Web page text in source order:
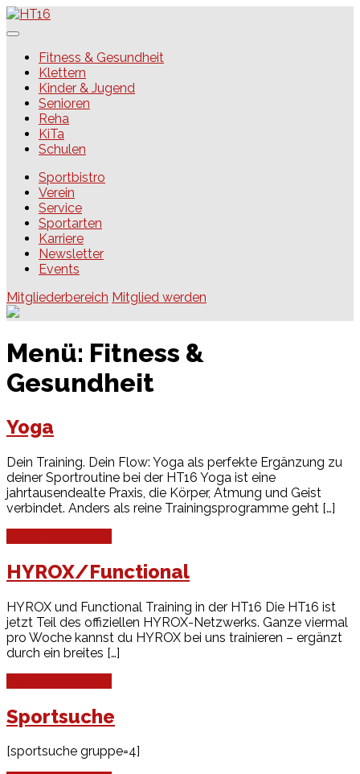
Skip
to
HT16Fitness & Gesundheit
Klettern
Kinder & Jugend
Senioren
Reha
KiTa
Schulen
Sportbistro
Verein
Service
Sportarten
Karriere
Newsletter
Events
Mitgliederbereich Mitglied werden
Menü: Fitness &
Gesundheit
Yoga
Dein Training. Dein Flow: Yoga als perfekte Ergänzung zu
deiner Sportroutine bei der HT16 Yoga ist eine
jahrtausendealte Praxis, die Körper, Atmung und Geist
verbindet. Anders als reine Trainingsprogramme geht […]
HYROX/Functional
HYROX und Functional Training in der HT16 Die HT16 ist
jetzt Teil des offiziellen HYROX-Netzwerks. Ganze viermal
pro Woche kannst du HYROX bei uns trainieren – ergänzt
durch ein breites […]
Sportsuche
[sportsuche gruppe=4]